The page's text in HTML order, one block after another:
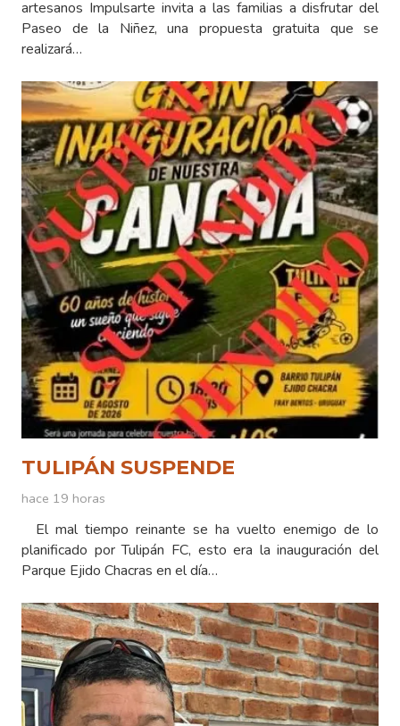
artesanos Impulsarte invita a las familias a disfrutar del
Paseo de la Niñez, una propuesta gratuita que se
realizará…
TULIPÁN SUSPENDE
hace 19 horas
El mal tiempo reinante se ha vuelto enemigo de lo
planificado por Tulipán FC, esto era la inauguración del
Parque Ejido Chacras en el día…